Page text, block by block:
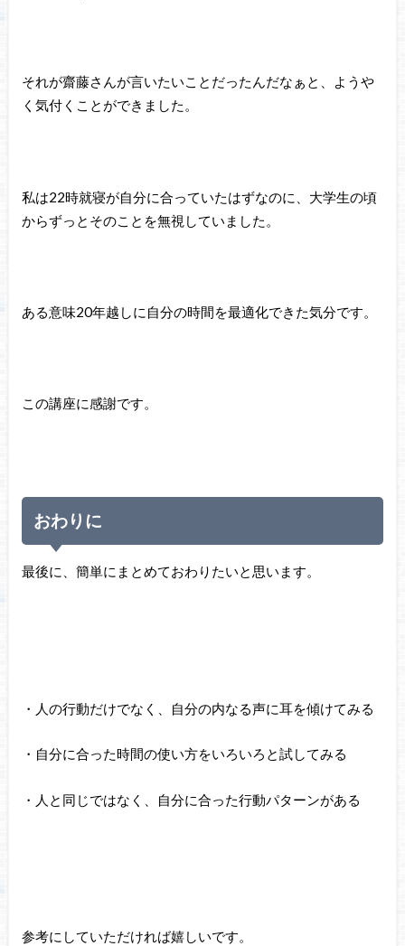
それが齋藤さんが言いたいことだったんだなぁと、ようや
く気付くことができました。
私は22時就寝が自分に合っていたはずなのに、大学生の頃
からずっとそのことを無視していました。
ある意味20年越しに自分の時間を最適化できた気分です。
この講座に感謝です。
おわりに
最後に、簡単にまとめておわりたいと思います。
・人の行動だけでなく、自分の内なる声に耳を傾けてみる
・自分に合った時間の使い方をいろいろと試してみる
・人と同じではなく、自分に合った行動パターンがある
参考にしていただければ嬉しいです。